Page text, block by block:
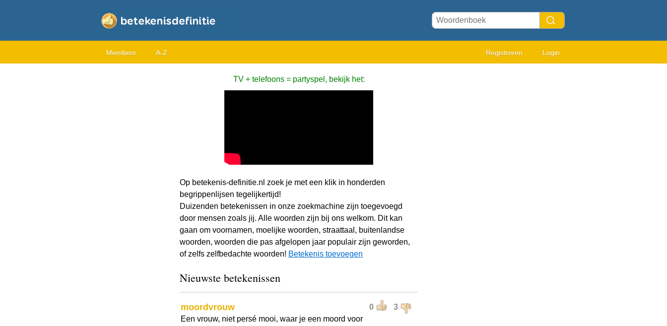
Members A-Z Registreren Login
TV + telefoons = partyspel, bekijk het:
Op betekenis-definitie.nl zoek je met een klik in honderden
begrippenlijsen tegelijkertijd!
Duizenden betekenissen in onze zoekmachine zijn toegevoegd
door mensen zoals jij. Alle woorden zijn bij ons welkom. Dit kan
gaan om voornamen, moelijke woorden, straattaal, buitenlandse
woorden, woorden die pas afgelopen jaar populair zijn geworden,
of zelfs zelfbedachte woorden! Betekenis toevoegen
Nieuwste betekenissen
0 3
moordvrouw
Een vrouw, niet persé mooi, waar je een moord voor